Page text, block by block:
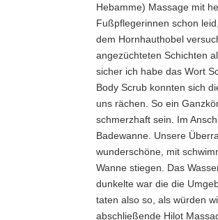
Hebamme) Massage mit
Fußpflegerinnen schon
dem Hornhauthobel
angezüchteten Schichten
sicher ich habe das Wort
Body Scrub konnten sich
uns rächen. So ein
schmerzhaft sein. Im
Badewanne. Unsere
wunderschöne, mit
Wanne stiegen. Das
dunkelte war die die
taten also so, als würden
abschließende Hilot